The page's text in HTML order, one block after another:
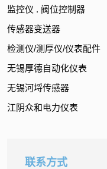
监控仪 . 阀位控制器
传感器变送器
检测仪/测厚仪/仪表配件
无锡厚德自动化仪表
无锡河埒传感器
江阴众和电力仪表
联系方式